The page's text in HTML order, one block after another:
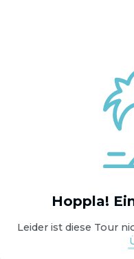
WELTWEIT
OSTSEE
Hoppla!
Leider ist diese Tour